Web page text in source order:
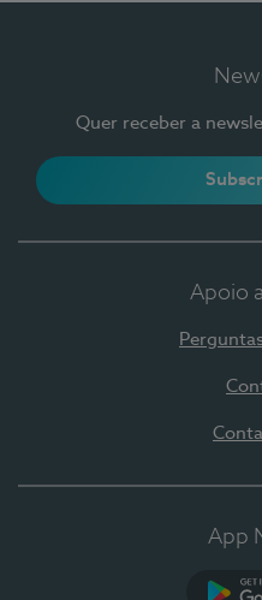
Quer receber a
Apoio
App